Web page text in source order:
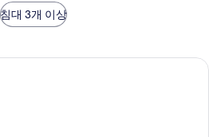
침대 3개 이상
1 개의 침실, 고급 침구, 책상, 노트북 작